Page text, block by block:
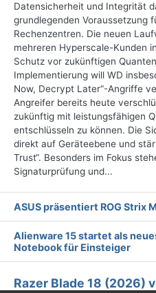
Datensicherheit und Integrität
grundlegenden Voraussetzung
Rechenzentren. Die neuen
mehreren Hyperscale-Kunden
Schutz vor zukünftigen
Implementierung will WD
Now, Decrypt Later“-Angriffe
Angreifer bereits heute
zukünftig mit leistungsfähigen
entschlüsseln zu können. Die
direkt auf Geräteebene und
Trust“. Besonders im Fokus
Signaturprüfung und...
ASUS präsentiert ROG Strix
Alienware 15 startet als
Notebook für Einsteiger
Razer Blade 18 (2026)